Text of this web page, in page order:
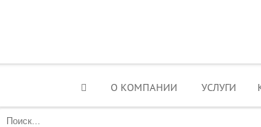
О КОМПАНИИ УСЛУГИ